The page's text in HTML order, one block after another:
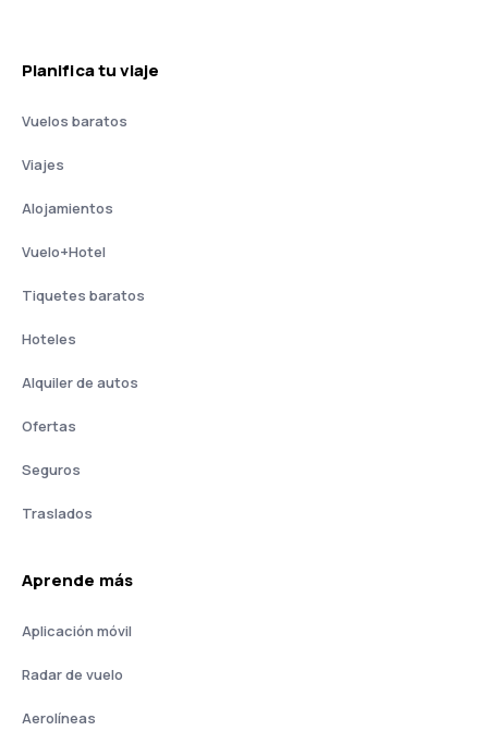
Planifica tu viaje
Vuelos baratos
Viajes
Alojamientos
Vuelo+Hotel
Tiquetes baratos
Hoteles
Alquiler de autos
Ofertas
Seguros
Traslados
Aprende más
Aplicación móvil
Radar de vuelo
Aerolíneas